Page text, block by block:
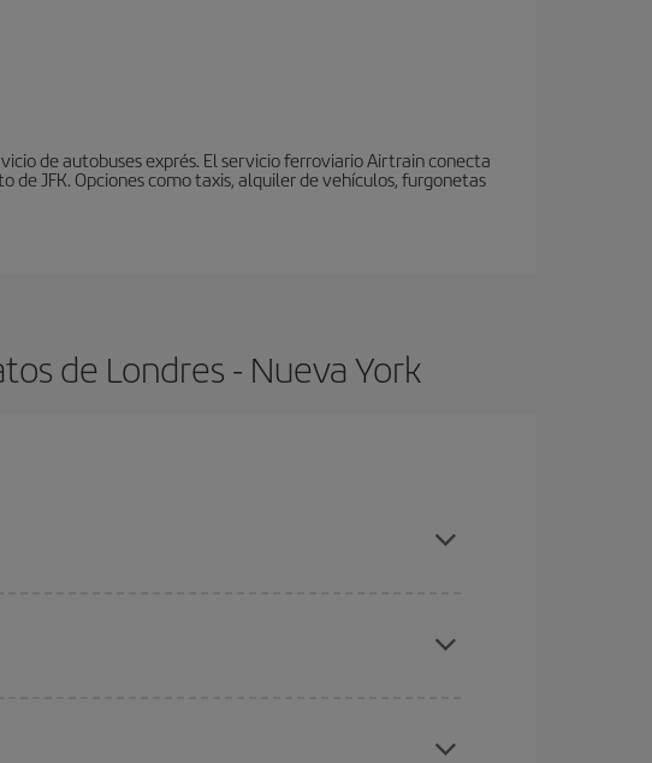
de autobuses exprés. El servicio ferroviario Airtrain conecta
JFK. Opciones como taxis, alquiler de vehículos, furgonetas
de Londres - Nueva York